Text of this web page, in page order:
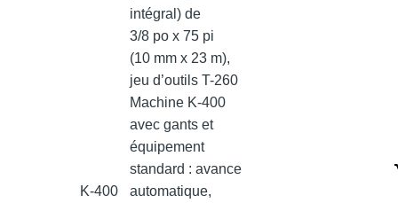
intégral) de
3/8 po x 75 pi
(10 mm x 23 m),
jeu d’outils T-260
K-400
Machine K-400
avec gants et
équipement
standard : avance
automatique,